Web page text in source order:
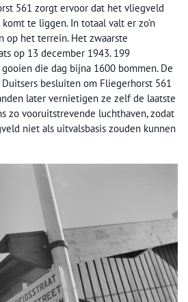
561 zorgt ervoor dat het vliegveld
komt te liggen. In totaal valt er zo’n
op het terrein. Het zwaarste
op 13 december 1943. 199
die dag bijna 1600 bommen. De
besluiten om Fliegerhorst 561
later vernietigen ze zelf de laatste
zo vooruitstrevende luchthaven, zodat
niet als uitvalsbasis zouden kunnen